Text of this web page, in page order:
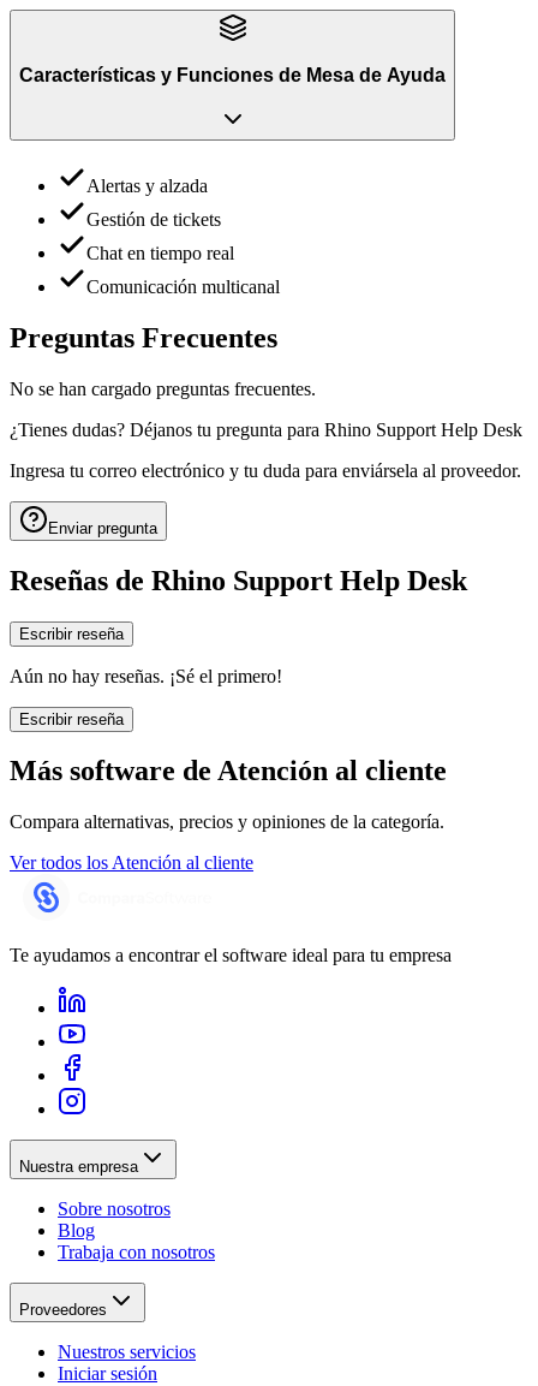
Características y Funciones de Mesa de Ayuda
Alertas y alzada
Gestión de tickets
Chat en tiempo real
Comunicación multicanal
Preguntas Frecuentes
No se han cargado preguntas frecuentes.
¿Tienes dudas? Déjanos tu pregunta para Rhino Support Help Desk
Ingresa tu correo electrónico y tu duda para enviársela al proveedor.
Enviar pregunta
Reseñas de Rhino Support Help Desk
Escribir reseña
Aún no hay reseñas. ¡Sé el primero!
Escribir reseña
Más software de Atención al cliente
Compara alternativas, precios y opiniones de la categoría.
Ver todos los Atención al cliente
Te ayudamos a encontrar el software ideal para tu empresa
Nuestra empresa
Sobre nosotros
Blog
Trabaja con nosotros
Proveedores
Nuestros servicios
Iniciar sesión